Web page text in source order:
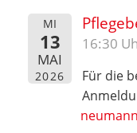
MI
13
MAI
2026
16:30
Für die